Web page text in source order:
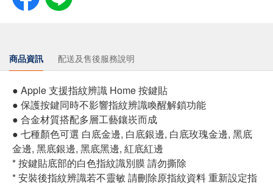
商品資訊 配送及售後服務說明
● Apple 支援指紋辨識 Home 按鍵貼
● 保護按鍵同時不影響指紋辨識喚醒解鎖功能
● 合金材質搭配多層工藝鑲崁而成
● 七種顏色可選 白底金邊, 白底銀邊, 白底玫瑰金邊, 黑底
金邊, 黑底銀邊, 黑底黑邊, 紅底紅邊
* 按鍵貼底部的白色指紋識別膜 請勿撕除
* 安裝後指紋辨識若不靈敏 請刪除原指紋資料 重新設定指